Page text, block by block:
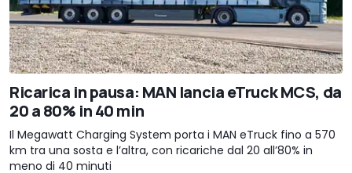
Ricarica in pausa: MAN lancia eTruck MCS, da
20 a 80% in 40 min
Il Megawatt Charging System porta i MAN eTruck fino a 570
km tra una sosta e l’altra, con ricariche dal 20 all’80% in
meno di 40 minuti